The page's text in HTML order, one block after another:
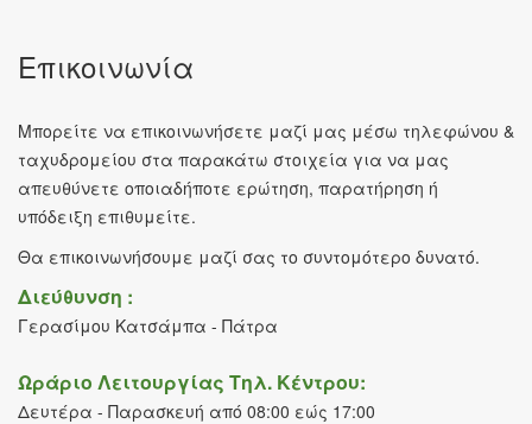
Επικοινωνία
Μπορείτε να επικοινωνήσετε μαζί μας μέσω τηλεφώνου &
ταχυδρομείου στα παρακάτω στοιχεία για να μας
απευθύνετε οποιαδήποτε ερώτηση, παρατήρηση ή
υπόδειξη επιθυμείτε.
Θα επικοινωνήσουμε μαζί σας το συντομότερο δυνατό.
Διεύθυνση :
Γερασίμου Κατσάμπα - Πάτρα
Ωράριο Λειτουργίας Τηλ. Κέντρου:
Δευτέρα - Παρασκευή από 08:00 εώς 17:00